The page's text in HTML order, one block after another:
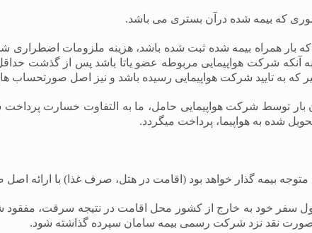
که بیمه شده درآن بستری می باشد.
بار همراه بيمه شده ثبت شده باشد، هزینه ملزومات اضطراری
که به تایید شرکت هواپیمایی رسیده باشد و نيز اصل
بار توسط شرکت هواپیمایی حامل، ما به التفاوت خسارت
شده به هواپیما، پرداخت میگردد.
بیمه گذار خواهد بود (اقامت در هتل، صرف غذا) با ارائه
سفر خود به خارج از کشور محل اقامت در نتیجه سرقت، مفقود
بصورت نقد نزد شرکت رسمی بیمه سامان سپرده گذاشته شود.